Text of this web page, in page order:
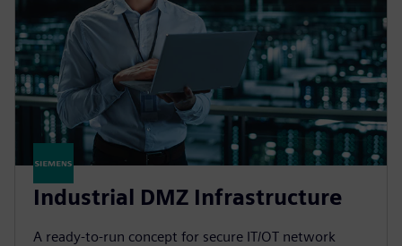
Industrial DMZ Infrastructure
A ready-to-run concept for secure IT/OT network